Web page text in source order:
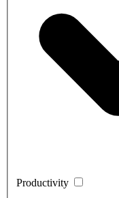
Productivity